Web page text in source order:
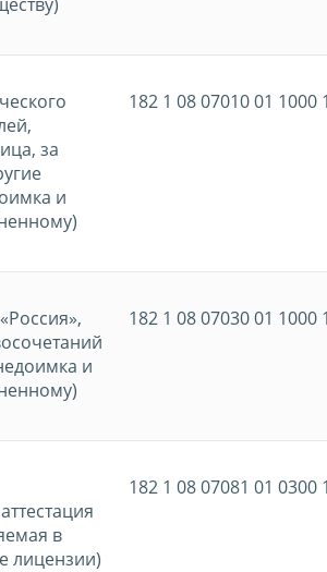
за
и
182 1 08 07010 01 1000
и
182 1 08 07030 01 1000
в
лицензии)
182 1 08 07081 01 0300